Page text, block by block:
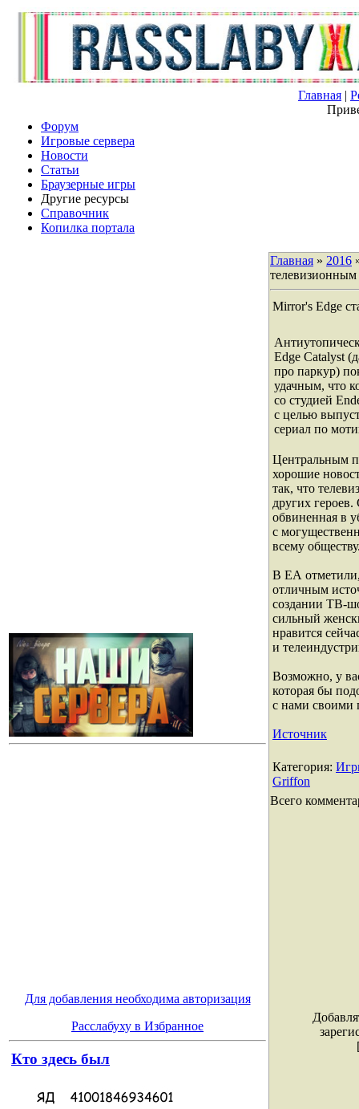
Главная |
Форум
Игровые сервера
Новости
Статьи
Браузерные игры
Другие ресурсы
Справочник
Копилка портала
Для добавления необходима авторизация
Расслабуху в Избранное
Кто здесь был
Главная » 2016
телевизионным
Mirror's Edge
Edge Catalyst
про паркур)
удачным, что
со студией
с целью
сериал по
Центральным
хорошие
так, что
других
обвиненная в
с
всему
В EA
отличным
создании ТВ-
сильный
нравится
и
Возможно, у
которая бы
с нами своими
Источник
Категория:
Griffon
Всего